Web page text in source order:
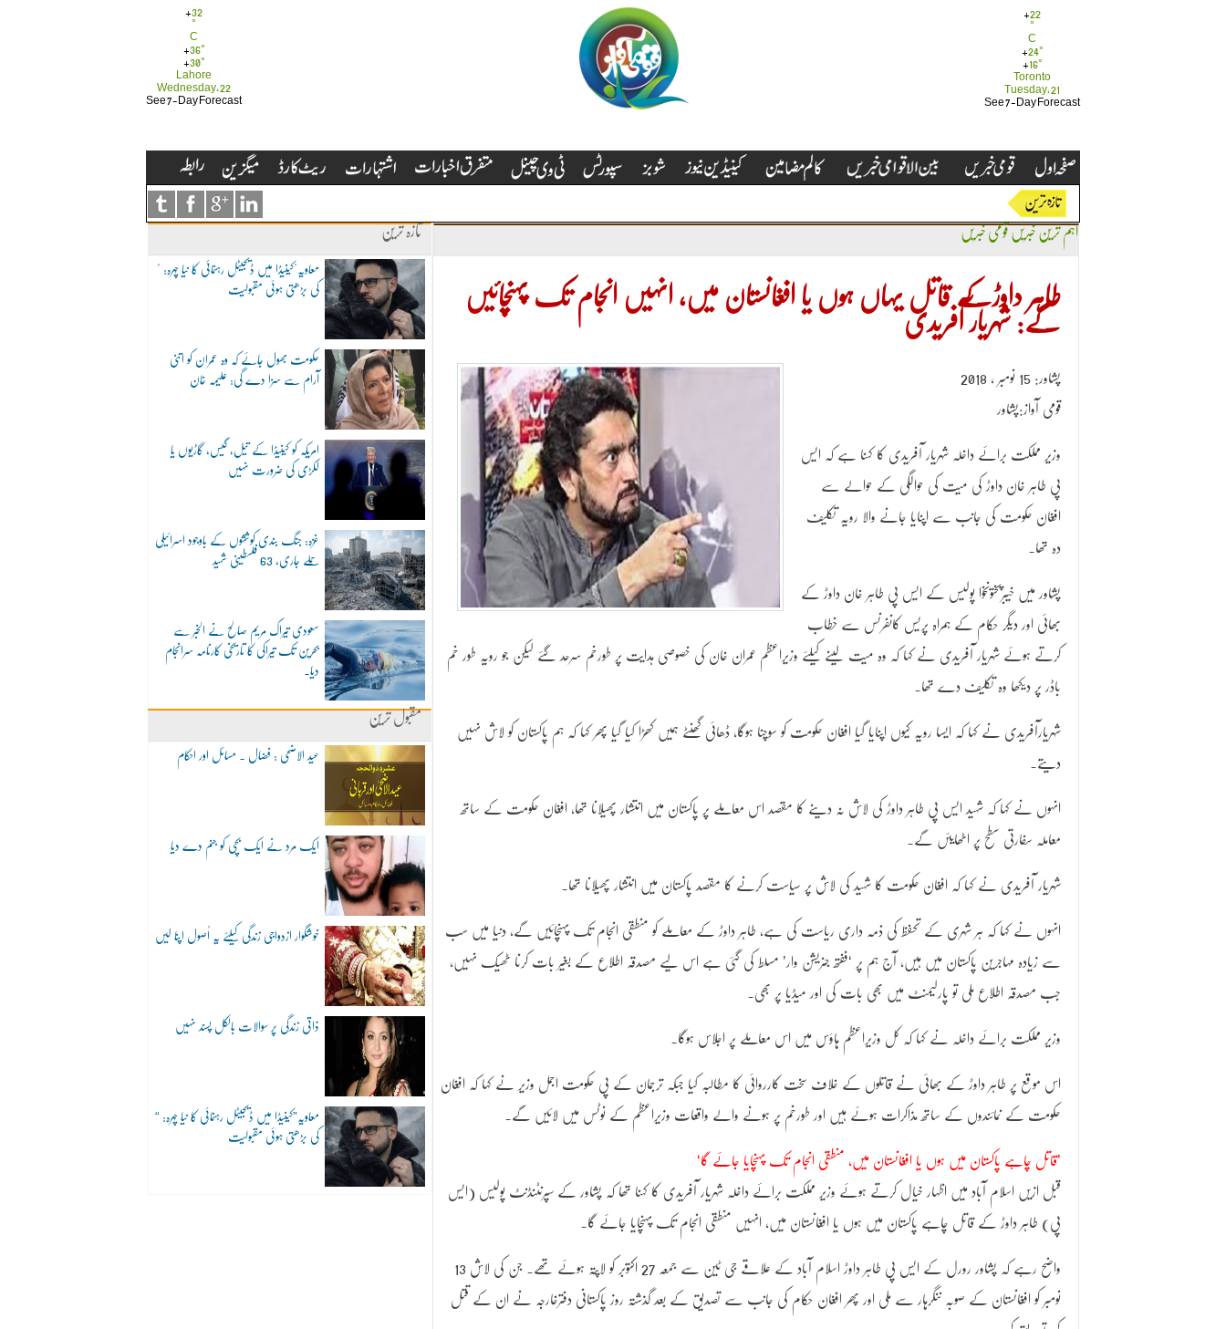
+22
°
C
+24°
+ 16°
Toronto
Tuesday, 21
See 7-Day Forecast
+32
°
C
+36°
+30°
Lahore
Wednesday, 22
See 7-Day Forecast
تازہ ترین
"معاویہ"کینیڈا میں ڈیجیٹل رہنمائی کا نیا چہرہ:
کی بڑھتی ہوئی مقبولیت
حکومت بھول جائے کہ وہ عمران کو اتنی
آرام سے سزا دے گی: علیمہ خان
امریکہ کو کینیڈا کے تیل، گیس، گاڑیوں یا
لکڑی کی ضرورت نہیں
غزہ: جنگ بندی کوششوں کے باوجود اسرائیلی
حملے جاری، 63 فلسطینی شہید
سعودی تیراک مریم صالح نے الخبر سے
بحرین تک تیراکی کا تاریخی کارنامہ سرانجام
دیا۔
مقبول ترین
عید الاضحی : فضال ۔ مسائل اور احکام
ایک مرد نے ایک بچی کو جنم دے دیا
خوشگوار ازدواجی زندگی کیلئے یہ اُصول اپنا لیں
ذاتی زندگی پر سوالات بالکل پسند نہیں
“معاویہ”کینیڈا میں ڈیجیٹل رہنمائی کا نیا چہرہ:
کی بڑھتی ہوئی مقبولیت
اہم ترین خبریں قومی خبریں
طاہر داوڑکے قاتل یہاں ہوں یا افغانستان میں، انہیں انجام تک پہنچائیں
گے: شہریار آفریدی
پشاور: 15 نومبر ، 2018
قومی آواز:پشاور
وزیر مملکت برائے داخلہ شہریار آفریدی کا کہنا ہے کہ ایس
پی طاہر خان داوڑ کی میت کی حوالگی کے حوالے سے
افغان حکومت کی جانب سے اپنایا جانے والا رویہ تکلیف
دہ تھا۔
پشاور میں خیبرپختونخوا پولیس کے ایس پی طاہر خان داوڑ کے
بھائی اور دیگر حکام کے ہمراہ پریس کانفرنس سے خطاب
کرتے ہوئے شہریار آفریدی نے کہا کہ وہ میت لینے کیلئے وزیراعظم عمران خان کی خصوصی ہدایت پر طورخم سرحد گئے لیکن جو رویہ طور خم
باڈر پر دیکھا وہ تکلیف دے تھا۔
شہریارآفریدی نے کہا کہ ایسا رویہ کیوں اپنایا گیا افغان حکومت کو سوچنا ہوگا، ڈھائی گھنٹے ہمیں کھڑا کیا گیا پھر کہا کہ ہم پاکستان کو لاش نہیں
دیتے۔
انہوں نے کہا کہ شہید ایس پی طاہر داوڑ کی لاش نہ دینے کا مقصد اس معاملے پر پاکستان میں انتشار پھیلانا تھا، افغان حکومت کے ساتھ
معاملہ سفارتی سطح پر اٹھایئں گے۔
شہریار آفریدی نے کہا کہ افغان حکومت کا شہید کی لاش پر سیاست کرنے کا مقصد پاکستان میں انتشار پھیلانا تھا۔
انہوں نے کہا کہ ہر شہری کے تحفظ کی ذمہ داری ریاست کی ہے، طاہر داوڑ کے معاملے کو منطقی انجام تک پہنچائیں گے، دنیا میں سب
سے زیادہ مہاجرین پاکستان میں ہیں، آج ہم پر ‘ففتھ جنریشن وار’ مسلط کی گئی ہے اس لیے مصدقہ اطلاع کے بغیر بات کرنا ٹھیک نہیں،
جب مصدقہ اطلاع ملی تو پارلیمنٹ میں بھی بات کی اور میڈیا پر بھی۔
وزیر مملکت برائے داخلہ نے کہا کہ کل وزیراعظم ہاؤس میں اس معاملے پر اجلاس ہوگا۔
اس موقع پر طاہر داوڑ کے بھائی نے قاتلوں کے خلاف سخت کارروائی کا مطالبہ کیا جبکہ ترجمان کے پی حکومت اجمل وزیر نے کہا کہ افغان
حکومت کے نمائندوں کے ساتھ مذاکرات ہوئے ہیں اور طورخم پر ہونے والے واقعات وزیراعظم کے نوٹس میں لائیں گے۔
‘قاتل چاہے پاکستان میں ہوں یا افغانستان میں، منطقی انجام تک پہنچایا جائے گا’
قبل ازیں اسلام آباد میں اظہار خیال کرتے ہوئے وزیر مملکت برائے داخلہ شہریار آفریدی کا کہنا تھا کہ پشاور کے سپرنٹنڈنٹ پولیس (ایس
پی) طاہر داوڑ کے قاتل چاہے پاکستان میں ہوں یا افغانستان میں، انہیں منطقی انجام تک پہنچایا جائے گا۔
واضح رہے کہ پشاور رورل کے ایس پی طاہر داوڑ اسلام آباد کے علاقے جی ٹین سے جمعہ 27 اکتوبر کو لاپتہ ہوئے تھے۔ جن کی لاش 13
نومبر کو افغانستان کے صوبہ ننگرہار سے ملی اور پھر افغان حکام کی جانب سے تصدیق کے بعد گذشتہ روز پاکستانی دفترخارجہ نے ان کے قتل